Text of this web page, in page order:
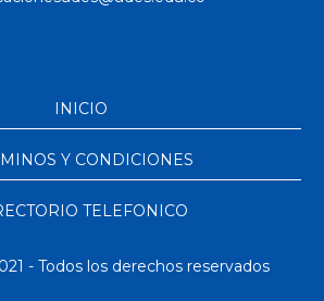
INICIO
Y CONDICIONES
TELEFONICO
- Todos los derechos reservados